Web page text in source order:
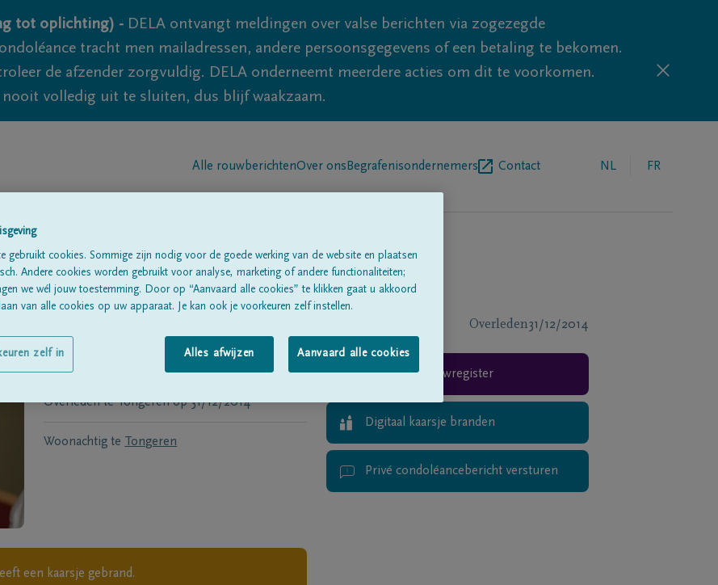
tot oplichting) - DELA ontvangt meldingen over valse berichten via zogezegde
tracht men mailadressen, andere persoonsgegevens of een betaling te bekomen.
de afzender zorgvuldig. DELA onderneemt meerdere acties om dit te voorkomen.
volledig uit te sluiten, dus blijf waakzaam.
Alle rouwberichtenOver ons Begrafenisondernemers Contact NL FR
Overleden31/12/2014
Overleden te Tongeren op 31/12/2014
Woonachtig te Tongeren
een kaarsje gebrand.
Rouwregister
Digitaal kaarsje branden
Privé condoléancebericht versturen
gebruikt cookies. Sommige zijn nodig voor de goede werking van de website en plaatsen
Andere cookies worden gebruikt voor analyse, marketing of andere functionaliteiten;
we wél jouw toestemming. Door op “Aanvaard alle cookies” te klikken gaat u akkoord
van alle cookies op uw apparaat. Je kan ook je voorkeuren zelf instellen.
Alles afwijzen Aanvaard alle cookies
zelf in